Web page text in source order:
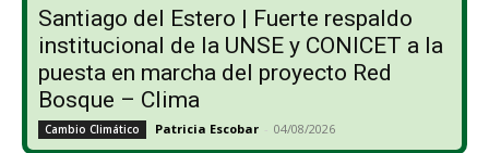
Santiago del Estero | Fuerte respaldo
institucional de la UNSE y CONICET a la
puesta en marcha del proyecto Red
Bosque – Clima
Cambio Climático Patricia Escobar - 04/08/2026